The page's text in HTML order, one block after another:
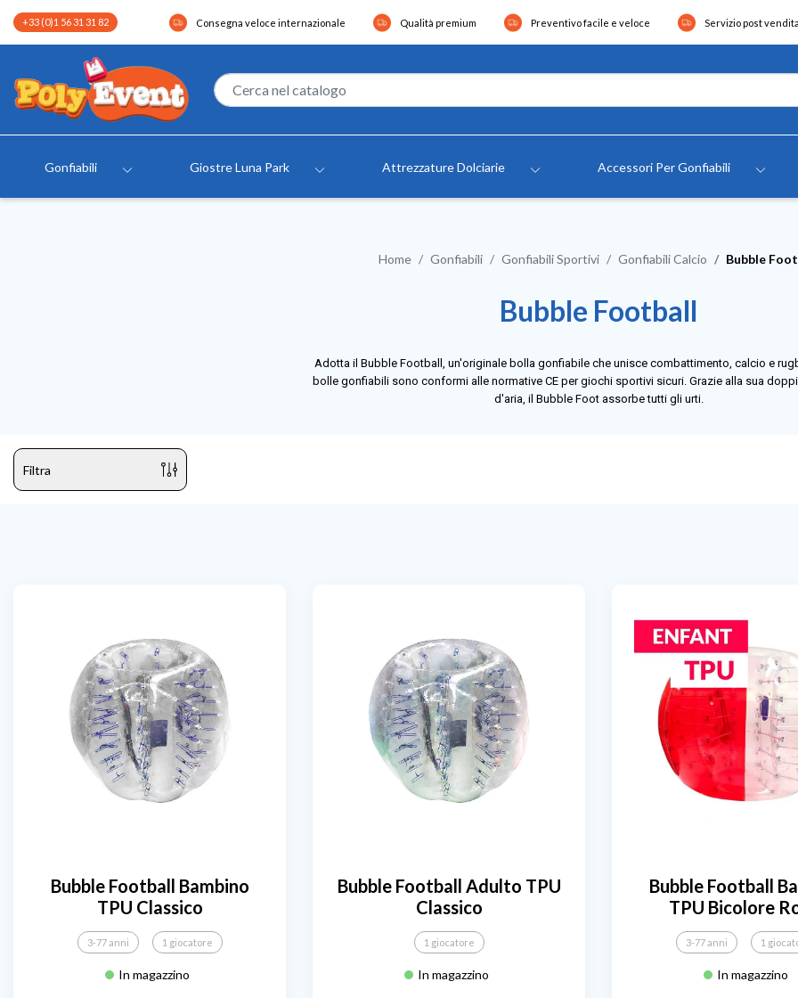
+33 (0)1 56 31 31 82 Consegna veloce internazionale Qualità premium Preventivo facile e veloce Servizio post
Gonfiabili Giostre Luna Park Attrezzature Dolciarie Accessori Per Gonfiabili
Home Gonfiabili Gonfiabili Sportivi Gonfiabili Calcio Bubble
Bubble Football
Adotta il Bubble Football, un'originale bolla gonfiabile che unisce combattimento, calcio e
bolle gonfiabili sono conformi alle normative CE per giochi sportivi sicuri. Grazie alla sua
d'aria, il Bubble Foot assorbe tutti gli urti.
Filtra
Bubble Football Bambino
TPU Classico
3-77 anni 1 giocatore
In magazzino
Bubble Football Adulto TPU
Classico
1 giocatore
In magazzino
Bubble Football
TPU Bicolore
3-77 anni 1
In magazzino